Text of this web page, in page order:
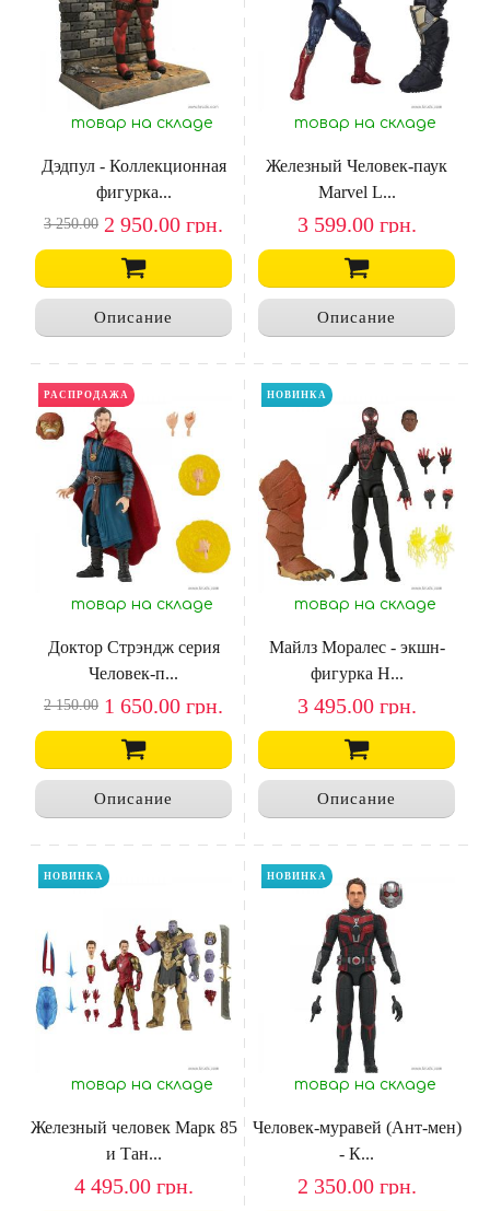
товар на складе
Дэдпул - Коллекционная
фигурка...
3 250.00 2 950.00 грн.
Описание
товар на складе
Железный Человек-паук
Marvel L...
3 599.00 грн.
Описание
НОВИНКА
РАСПРОДАЖА
товар на складе
Доктор Стрэндж серия
Человек-п...
2 150.00 1 650.00 грн.
Описание
НОВИНКА
товар на складе
Майлз Моралес - экшн-
фигурка H...
3 495.00 грн.
Описание
НОВИНКА
товар на складе
Железный человек Марк 85
и Тан...
4 495.00 грн.
НОВИНКА
товар на складе
Человек-муравей (Ант-мен)
- К...
2 350.00 грн.